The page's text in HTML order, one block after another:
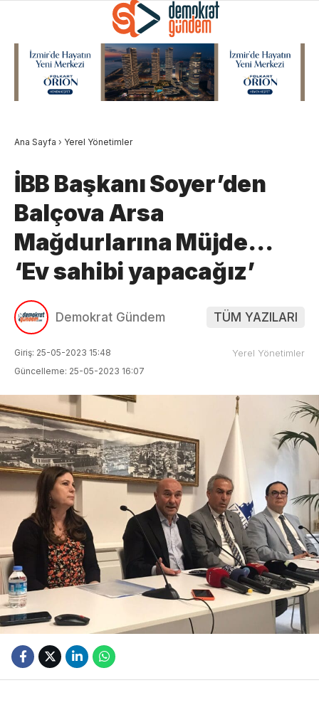
Ana Sayfa › Yerel Yönetimler
İBB Başkanı Soyer’den
Balçova Arsa
Mağdurlarına Müjde…
‘Ev sahibi yapacağız’
Demokrat Gündem TÜM YAZILARI
Giriş: 25-05-2023 15:48
Güncelleme: 25-05-2023 16:07
Yerel Yönetimler